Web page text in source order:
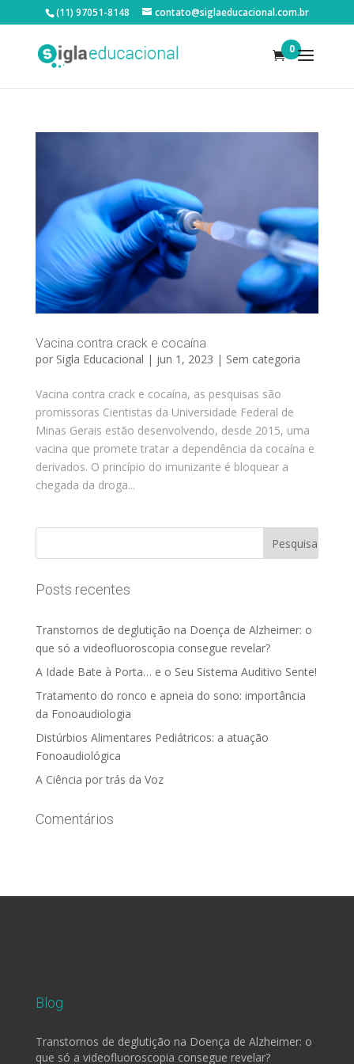
(11) 97051-8148 contato@siglaeducacional.com.br
0
Vacina contra crack e cocaína
por Sigla Educacional | jun 1, 2023 | Sem categoria
Vacina contra crack e cocaína, as pesquisas são
promissoras Cientistas da Universidade Federal de
Minas Gerais estão desenvolvendo, desde 2015, uma
vacina que promete tratar a dependência da cocaína e
derivados. O princípio do imunizante é bloquear a
chegada da droga...
Posts recentes
Transtornos de deglutição na Doença de Alzheimer: o
que só a videofluoroscopia consegue revelar?
A Idade Bate à Porta… e o Seu Sistema Auditivo Sente!
Tratamento do ronco e apneia do sono: importância
da Fonoaudiologia
Distúrbios Alimentares Pediátricos: a atuação
Fonoaudiológica
A Ciência por trás da Voz
Comentários
Blog
Transtornos de deglutição na Doença de Alzheimer: o
que só a videofluoroscopia consegue revelar?